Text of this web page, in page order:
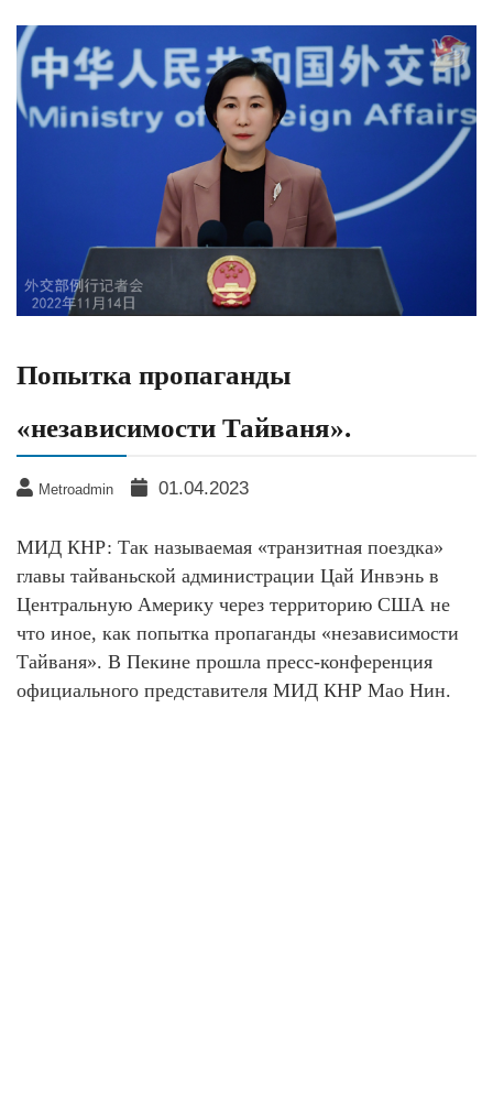
Попытка пропаганды
«независимости Тайваня».
Metroadmin 01.04.2023
МИД КНР: Так называемая «транзитная поездка»
главы тайваньской администрации Цай Инвэнь в
Центральную Америку через территорию США не
что иное, как попытка пропаганды «независимости
Тайваня». В Пекине прошла пресс-конференция
официального представителя МИД КНР Мао Нин.